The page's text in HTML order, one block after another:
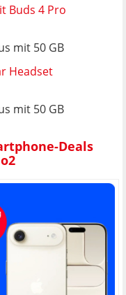
Buds 4 Pro
mit 50 GB
Headset
mit 50 GB
Deals